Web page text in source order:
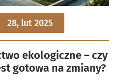
28, lut 2025
ekologiczne – czy
gotowa na zmiany?